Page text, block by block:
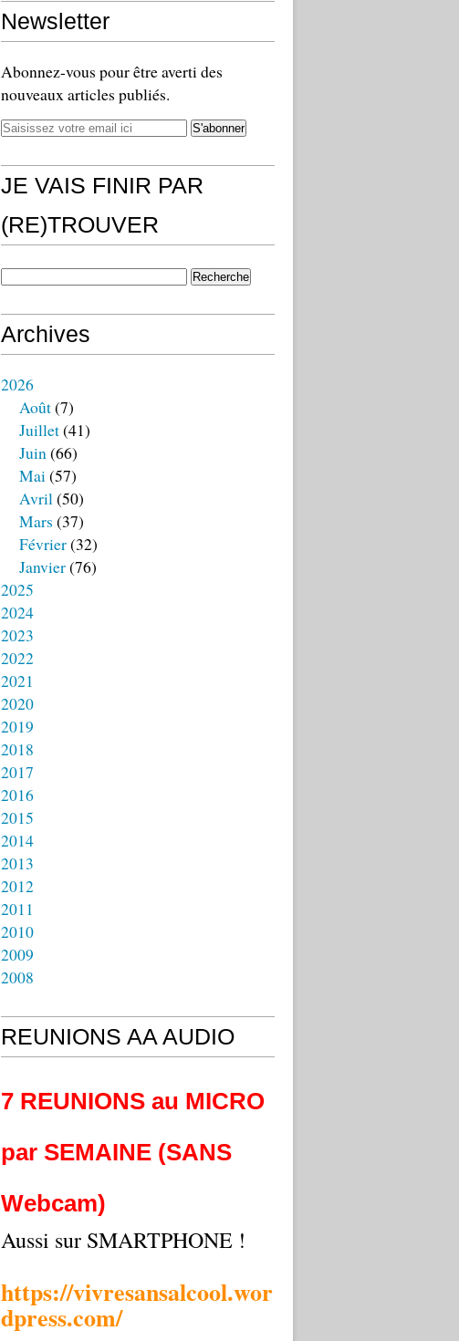
Newsletter
Abonnez-vous pour être averti des
nouveaux articles publiés.
JE VAIS FINIR PAR
(RE)TROUVER
Archives
2026
Août(7)
Juillet(41)
Juin(66)
Mai(57)
Avril(50)
Mars (37)
Février(32)
Janvier(76)
2025
2024
2023
2022
2021
2020
2019
2018
2017
2016
2015
2014
2013
2012
2011
2010
2009
2008
REUNIONS AA AUDIO
7 REUNIONS au MICRO
par SEMAINE (SANS
Webcam)
Aussi sur SMARTPHONE !
https://vivresansalcool.wor
dpress.com/